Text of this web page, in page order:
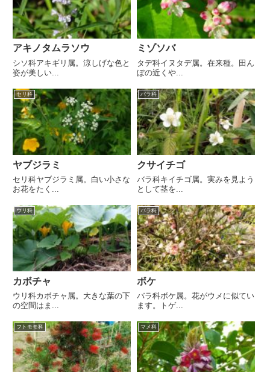
アキノタムラソウ
シソ科アキギリ属。涼しげな色と
姿が美しい...
ミゾソバ
タデ科イヌタデ属。在来種。田ん
ぼの近くや...
セリ科
ヤブジラミ
セリ科ヤブジラミ属。白い小さな
お花をたく...
バラ科
クサイチゴ
バラ科キイチゴ属。実みを見よう
として茎を...
ウリ科
カボチャ
ウリ科カボチャ属。大きな葉の下
の空間はま...
バラ科
ボケ
バラ科ボケ属。花がウメに似てい
ます。トゲ...
フトモモ科 マメ科